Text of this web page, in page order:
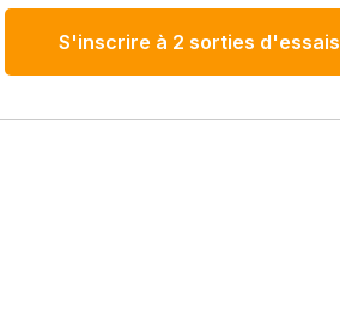
S'inscrire à 2 sorties d'essais